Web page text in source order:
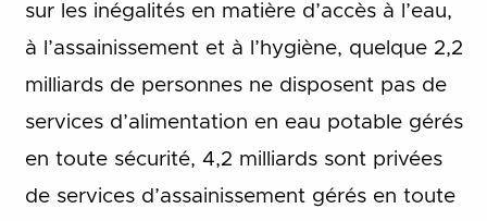
sur les inégalités en matière d’accès à l’eau,
à l’assainissement et à l’hygiène, quelque 2,2
milliards de personnes ne disposent pas de
services d’alimentation en eau potable gérés
en toute sécurité, 4,2 milliards sont privées
de services d’assainissement gérés en toute